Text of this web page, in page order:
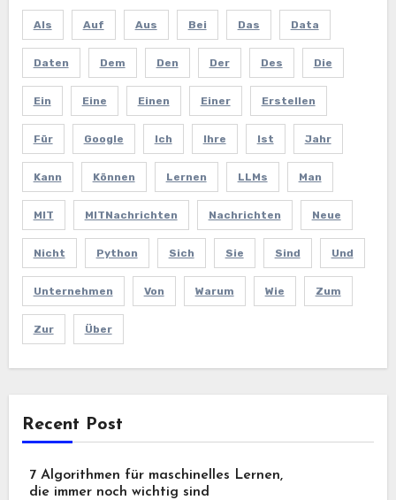
Als Auf Aus Bei Das Data
Daten Dem Den Der Des Die
Ein Eine Einen Einer Erstellen
Für Google Ich Ihre Ist Jahr
Kann Können Lernen LLMs Man
MIT MITNachrichten Nachrichten Neue
Nicht Python Sich Sie Sind Und
Unternehmen Von Warum Wie Zum
Zur Über
Recent Post
7 Algorithmen für maschinelles Lernen,
die immer noch wichtig sind